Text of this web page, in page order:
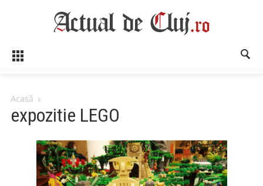
Acasă
expozitie LEGO